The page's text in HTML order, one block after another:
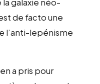
de factoune
l’anti-lepénisme
a pris pour